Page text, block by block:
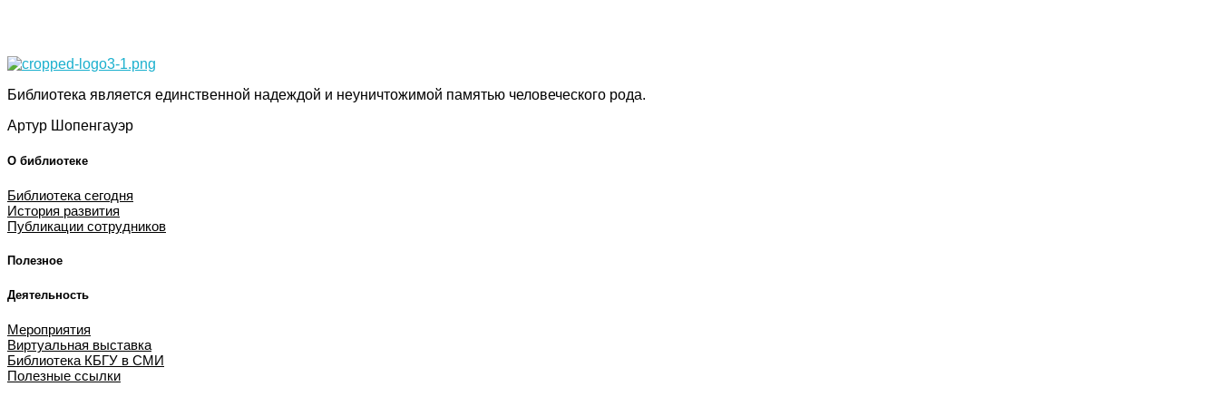
Библиотека КБГУ
Библиотека является единственной надеждой и неуничтожимой памятью человеческого рода.
Артур Шопенгауэр
О библиотеке
Библиотека сегодня
История развития
Публикации сотрудников
Полезное
Деятельность
Мероприятия
Виртуальная выставка
Библиотека КБГУ в СМИ
Полезные ссылки